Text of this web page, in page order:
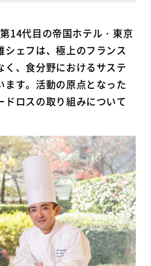
14代目の帝国ホテル・東京
ェフは、極上のフランス
、食分野におけるサステ
ます。活動の原点となった
ドロスの取り組みについて